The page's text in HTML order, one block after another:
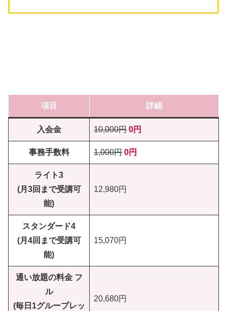
項目 詳細
入会金 10,000円 0円
事務手数料 1,000円 0円
ライト3
(月3回まで受講可
能)
12,980円
スタンダード4
(月4回まで受講可
能)
15,070円
通い放題の料金 フ
ル
(毎日1グループレッ
20,680円